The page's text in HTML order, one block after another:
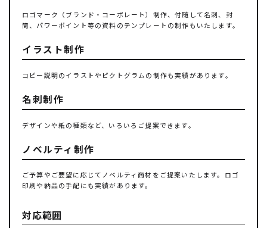
ロゴマーク（ブランド・コーポレート）制作、付随して名刺、封
筒、パワーポイント等の資料のテンプレートの制作もいたします。
イラスト制作
コピー説明のイラストやピクトグラムの制作も実績があります。
名刺制作
デザインや紙の種類など、いろいろご提案できます。
ノベルティ制作
ご予算やご要望に応じてノベルティ商材をご提案いたします。ロゴ
印刷や納品の手配にも実績があります。
対応範囲